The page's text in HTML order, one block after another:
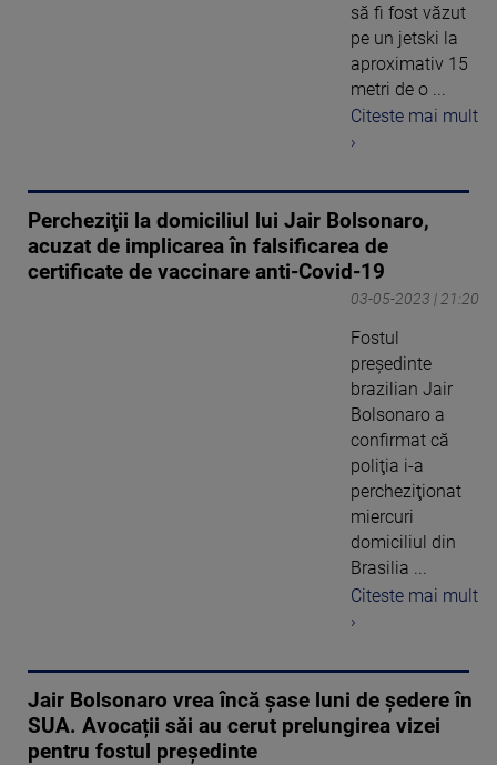
să fi fost văzut
pe un jetski la
aproximativ 15
metri de o ...
Citeste mai mult
›
Percheziţii la domiciliul lui Jair Bolsonaro,
acuzat de implicarea în falsificarea de
certificate de vaccinare anti-Covid-19
03-05-2023 | 21:20
Fostul
preşedinte
brazilian Jair
Bolsonaro a
confirmat că
poliţia i-a
percheziţionat
miercuri
domiciliul din
Brasilia ...
Citeste mai mult
›
Jair Bolsonaro vrea încă șase luni de ședere în
SUA. Avocații săi au cerut prelungirea vizei
pentru fostul președinte